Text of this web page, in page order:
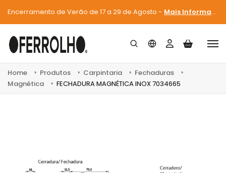
Encerramento de Verão de 17 a 29 de Agosto - Mais Informações
Home Produtos Carpintaria
Fechaduras
Magnética
FECHADURA MAGNÉTICA INOX 7034665